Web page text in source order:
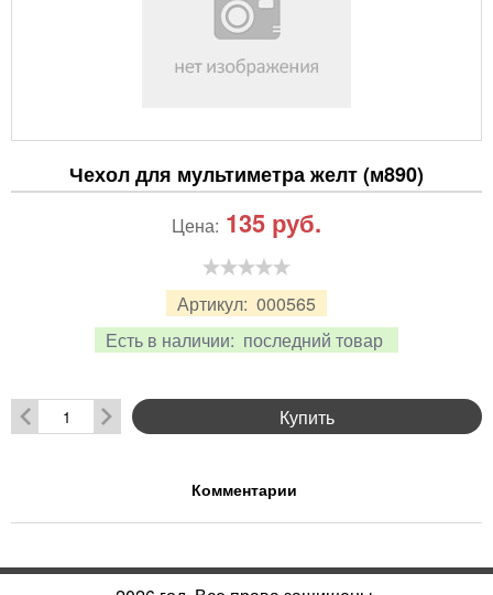
Чехол для мультиметра желт (м890)
Артикул: 000565
Есть в наличии: последний товар
Цена: 135 руб.
Купить
Комментарии